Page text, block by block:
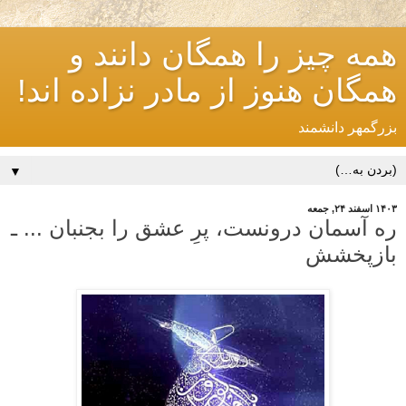
همه چیز را همگان دانند و
همگان هنوز از مادر نزاده اند!
بزرگمهر دانشمند
▼
۱۴۰۳ اسفند ۲۴, جمعه
ره آسمان درونست، پرِ عشق را بجنبان ... ـ
بازپخشش